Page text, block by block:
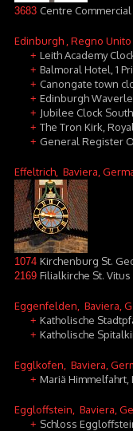
3683 Centre
Edinburgh , Regno Unito
+ Leith Academy
+ Balmoral Hotel, 1
+ Canongate town
+ Edinburgh
+ Jubilee Clock
+ The Tron Kirk,
+ General Register
Effeltrich , Baviera,
1074 Kirchenburg St.
2169 Filialkirche St.
Eggenfelden , Baviera,
+ Katholische
+ Katholische
Egglkofen , Baviera,
+ Mariä
Eggloffstein , Baviera,
+ Schloss